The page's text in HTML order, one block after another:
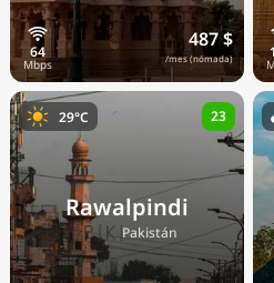
487 $
/mes (nómada)
Rawalpindi
🇵🇰Pakistán
29°C 23